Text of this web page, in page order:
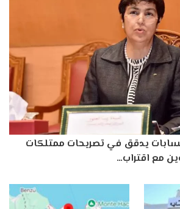
يدقق في تصريحات ممتلكات
مع اقتراب…